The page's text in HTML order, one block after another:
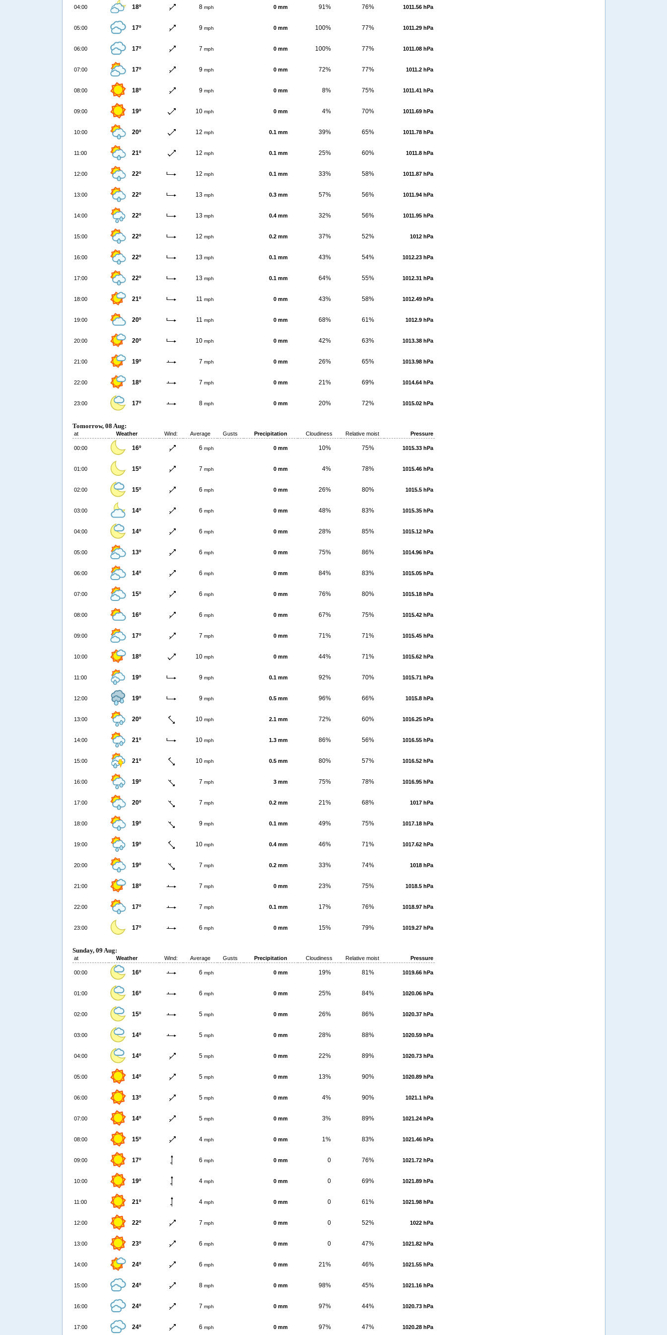
04:00 18º 8 mph 0 mm 91% 76% 1011.56 hPa
05:00 17º 9 mph 0 mm 100% 77% 1011.29 hPa
06:00 17º 7 mph 0 mm 100% 77% 1011.08 hPa
07:00 17º 9 mph 0 mm 72% 77% 1011.2 hPa
08:00 18º 9 mph 0 mm 8% 75% 1011.41 hPa
09:00 19º 10 mph 0 mm 4% 70% 1011.69 hPa
10:00 20º 12 mph 0.1 mm 39% 65% 1011.78 hPa
11:00 21º 12 mph 0.1 mm 25% 60% 1011.8 hPa
12:00 22º 12 mph 0.1 mm 33% 58% 1011.87 hPa
13:00 22º 13 mph 0.3 mm 57% 56% 1011.94 hPa
14:00 22º 13 mph 0.4 mm 32% 56% 1011.95 hPa
15:00 22º 12 mph 0.2 mm 37% 52% 1012 hPa
16:00 22º 13 mph 0.1 mm 43% 54% 1012.23 hPa
17:00 22º 13 mph 0.1 mm 64% 55% 1012.31 hPa
18:00 21º 11 mph 0 mm 43% 58% 1012.49 hPa
19:00 20º 11 mph 0 mm 68% 61% 1012.9 hPa
20:00 20º 10 mph 0 mm 42% 63% 1013.38 hPa
21:00 19º 7 mph 0 mm 26% 65% 1013.98 hPa
22:00 18º 7 mph 0 mm 21% 69% 1014.64 hPa
23:00 17º 8 mph 0 mm 20% 72% 1015.02 hPa
Tomorrow, 08 Aug:
at Weather Wind: Average Gusts Precipitation Cloudiness Relative moist Pressure
00:00 16º 6 mph 0 mm 10% 75% 1015.33 hPa
01:00 15º 7 mph 0 mm 4% 78% 1015.46 hPa
02:00 15º 6 mph 0 mm 26% 80% 1015.5 hPa
03:00 14º 6 mph 0 mm 48% 83% 1015.35 hPa
04:00 14º 6 mph 0 mm 28% 85% 1015.12 hPa
05:00 13º 6 mph 0 mm 75% 86% 1014.96 hPa
06:00 14º 6 mph 0 mm 84% 83% 1015.05 hPa
07:00 15º 6 mph 0 mm 76% 80% 1015.18 hPa
08:00 16º 6 mph 0 mm 67% 75% 1015.42 hPa
09:00 17º 7 mph 0 mm 71% 71% 1015.45 hPa
10:00 18º 10 mph 0 mm 44% 71% 1015.62 hPa
11:00 19º 9 mph 0.1 mm 92% 70% 1015.71 hPa
12:00 19º 9 mph 0.5 mm 96% 66% 1015.8 hPa
13:00 20º 10 mph 2.1 mm 72% 60% 1016.25 hPa
14:00 21º 10 mph 1.3 mm 86% 56% 1016.55 hPa
15:00 21º 10 mph 0.5 mm 80% 57% 1016.52 hPa
16:00 19º 7 mph 3 mm 75% 78% 1016.95 hPa
17:00 20º 7 mph 0.2 mm 21% 68% 1017 hPa
18:00 19º 9 mph 0.1 mm 49% 75% 1017.18 hPa
19:00 19º 10 mph 0.4 mm 46% 71% 1017.62 hPa
20:00 19º 7 mph 0.2 mm 33% 74% 1018 hPa
21:00 18º 7 mph 0 mm 23% 75% 1018.5 hPa
22:00 17º 7 mph 0.1 mm 17% 76% 1018.97 hPa
23:00 17º 6 mph 0 mm 15% 79% 1019.27 hPa
Sunday, 09 Aug:
at Weather Wind: Average Gusts Precipitation Cloudiness Relative moist Pressure
00:00 16º 6 mph 0 mm 19% 81% 1019.66 hPa
01:00 16º 6 mph 0 mm 25% 84% 1020.06 hPa
02:00 15º 5 mph 0 mm 26% 86% 1020.37 hPa
03:00 14º 5 mph 0 mm 28% 88% 1020.59 hPa
04:00 14º 5 mph 0 mm 22% 89% 1020.73 hPa
05:00 14º 5 mph 0 mm 13% 90% 1020.89 hPa
06:00 13º 5 mph 0 mm 4% 90% 1021.1 hPa
07:00 14º 5 mph 0 mm 3% 89% 1021.24 hPa
08:00 15º 4 mph 0 mm 1% 83% 1021.46 hPa
09:00 17º 6 mph 0 mm 0 76% 1021.72 hPa
10:00 19º 4 mph 0 mm 0 69% 1021.89 hPa
11:00 21º 4 mph 0 mm 0 61% 1021.98 hPa
12:00 22º 7 mph 0 mm 0 52% 1022 hPa
13:00 23º 6 mph 0 mm 0 47% 1021.82 hPa
14:00 24º 6 mph 0 mm 21% 46% 1021.55 hPa
15:00 24º 8 mph 0 mm 98% 45% 1021.16 hPa
16:00 24º 7 mph 0 mm 97% 44% 1020.73 hPa
17:00 24º 6 mph 0 mm 97% 47% 1020.28 hPa